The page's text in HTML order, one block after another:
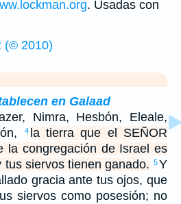
. Usadas con
(© 2010)
en Galaad
Nimra, Hesbón, Eleale,
4 la tierra que el SEÑOR
la congregación de Israel es
siervos tienen ganado. 5Y
gracia ante tus ojos, que
siervos como posesión; no